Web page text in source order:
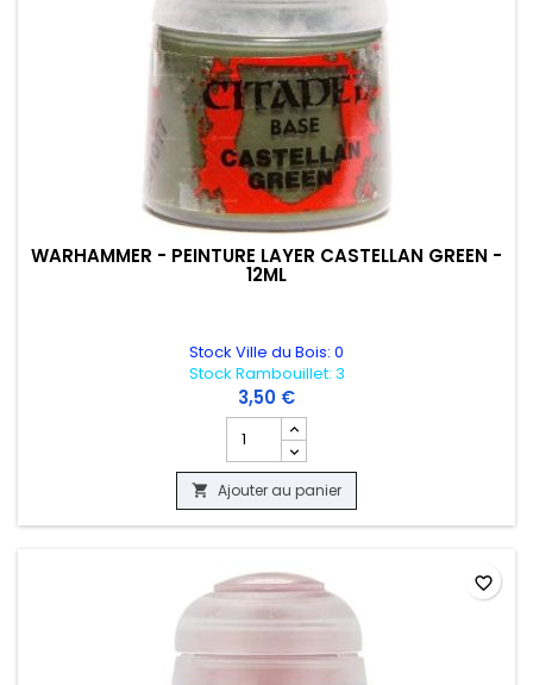
WARHAMMER - PEINTURE LAYER CASTELLAN GREEN -
12ML
Stock Ville du Bois: 0
Stock Rambouillet: 3
3,50 €
Champ quantité du produit WARHAMMER
 Ajouter au panier
favorite_border